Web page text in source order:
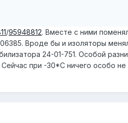
/95948812. Вместе с ними
Вроде бы и изоляторы
24-01-751. Особой
при -30*С ничего особо не